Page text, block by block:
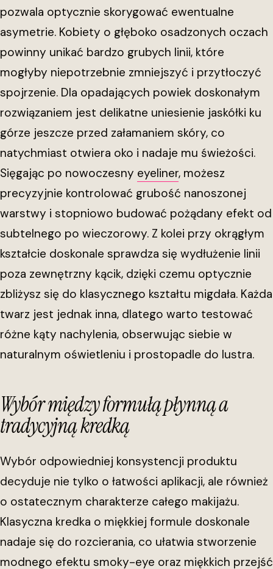
pozwala optycznie skorygować ewentualne
asymetrie. Kobiety o głęboko osadzonych oczach
powinny unikać bardzo grubych linii, które
mogłyby niepotrzebnie zmniejszyć i przytłoczyć
spojrzenie. Dla opadających powiek doskonałym
rozwiązaniem jest delikatne uniesienie jaskółki ku
górze jeszcze przed załamaniem skóry, co
natychmiast otwiera oko i nadaje mu świeżości.
Sięgając po nowoczesny eyeliner, możesz
precyzyjnie kontrolować grubość nanoszonej
warstwy i stopniowo budować pożądany efekt od
subtelnego po wieczorowy. Z kolei przy okrągłym
kształcie doskonale sprawdza się wydłużenie linii
poza zewnętrzny kącik, dzięki czemu optycznie
zbliżysz się do klasycznego kształtu migdała. Każda
twarz jest jednak inna, dlatego warto testować
różne kąty nachylenia, obserwując siebie w
naturalnym oświetleniu i prostopadle do lustra.
Wybór między formułą płynną a
tradycyjną kredką
Wybór odpowiedniej konsystencji produktu
decyduje nie tylko o łatwości aplikacji, ale również
o ostatecznym charakterze całego makijażu.
Klasyczna kredka o miękkiej formule doskonale
nadaje się do rozcierania, co ułatwia stworzenie
modnego efektu smoky-eye oraz miękkich przejść